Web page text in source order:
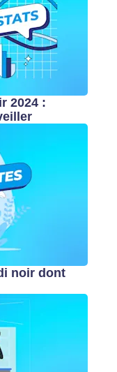
2024 :
noir dont